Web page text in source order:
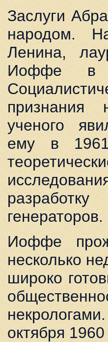
Заслуги
народом.
Ленина,
Иоффе в
признания
ученого
ему в
генераторов.
Иоффе
несколько
широко
октября 1960